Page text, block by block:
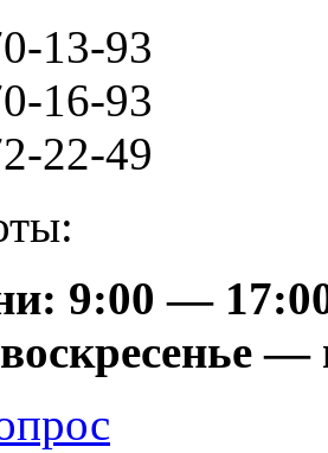
13-93
16-93
22-49
9:00 —